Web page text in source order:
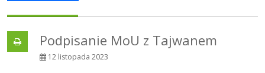
Podpisanie MoU z Tajwanem
12 listopada 2023